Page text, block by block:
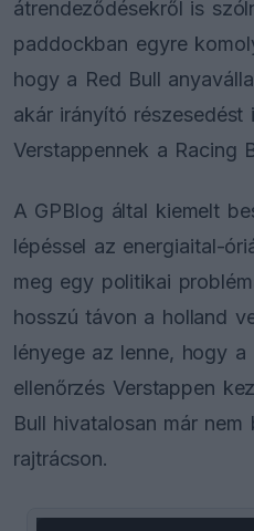
átrendeződésekről is
paddockban egyre
hogy a Red Bull
akár irányító részesedést
Verstappennek a Racing
A GPBlog által kiemelt
lépéssel az energiaital-
meg egy politikai
hosszú távon a holland
lényege az lenne, hogy a
ellenőrzés Verstappen
Bull hivatalosan már
rajtrácson.